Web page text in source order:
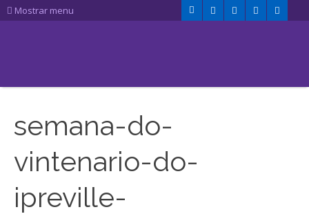
Mostrar menu
semana-do-
vintenario-do-
ipreville-